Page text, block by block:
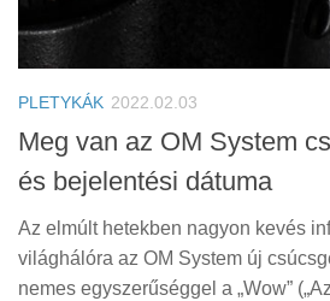
PLETYKÁK 2022.02.03
Meg van az OM System
és bejelentési dátuma
Az elmúlt hetekben nagyon kevés
világhálóra az OM System új
nemes egyszerűséggel a „Wow”